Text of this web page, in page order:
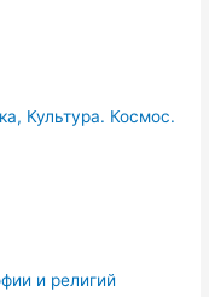
Культура. Космос.
и религий